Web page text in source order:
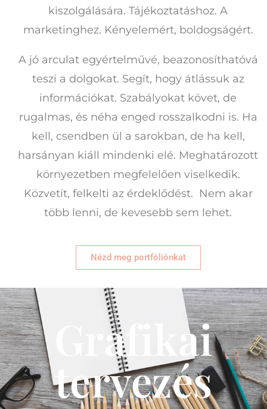
kiszolgálására. Tájékoztatáshoz. A
marketinghez. Kényelemért, boldogságért.
A jó arculat egyértelművé, beazonosíthatóvá
teszi a dolgokat. Segít, hogy átlássuk az
információkat. Szabályokat követ, de
rugalmas, és néha enged rosszalkodni is. Ha
kell, csendben ül a sarokban, de ha kell,
harsányan kiáll mindenki elé. Meghatározott
környezetben megfelelően viselkedik.
Közvetít, felkelti az érdeklődést. Nem akar
több lenni, de kevesebb sem lehet.
Nézd meg portfóliónkat
Grafikai
tervezés